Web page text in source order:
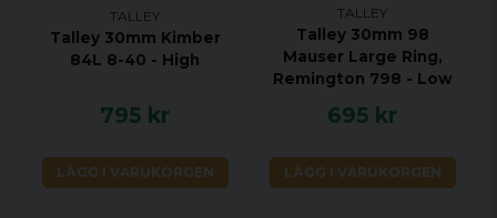
TALLEY
Talley 30mm Kimber
84L 8-40 - High
795 kr
LÄGG I VARUKORGEN
TALLEY
Talley 30mm 98
Mauser Large Ring,
Remington 798 - Low
695 kr
LÄGG I VARUKORGEN